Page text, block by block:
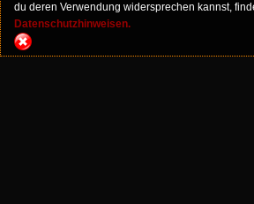
du deren Verwendung widersprechen kannst,
Datenschutzhinweisen.